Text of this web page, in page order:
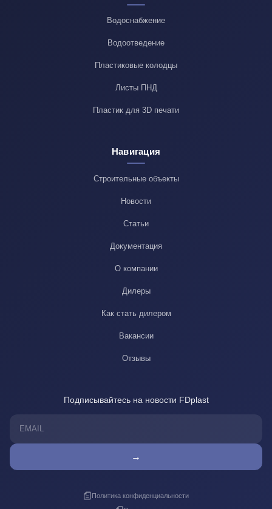
Водоснабжение
Водоотведение
Пластиковые колодцы
Листы ПНД
Пластик для 3D печати
Навигация
Строительные объекты
Новости
Статьи
Документация
О компании
Дилеры
Как стать дилером
Вакансии
Отзывы
Подписывайтесь на новости FDplast
→
Политика конфиденциальности